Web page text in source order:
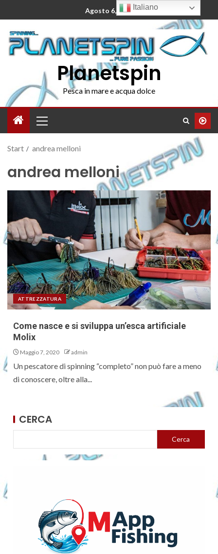
Agosto 6, 2026
Planetspin
Pesca in mare e acqua dolce
Start andrea melloni
andrea melloni
ATTREZZATURA
Come nasce e si sviluppa un’esca artificiale
Molix
Maggio 7, 2020 admin
Un pescatore di spinning “completo” non può fare a meno
di conoscere, oltre alla...
CERCA
Cerca
Italiano